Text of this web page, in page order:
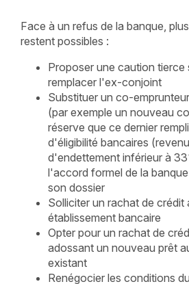
Face à un refus de la banque,
restent possibles :
Proposer une caution tierce
remplacer l'ex-conjoint
Substituer un co-
(par exemple un nouveau
réserve que ce dernier
d'éligibilité bancaires
d'endettement inférieur à
l'accord formel de la
son dossier
Solliciter un rachat de crédit
établissement bancaire
Opter pour un rachat de
adossant un nouveau prêt
existant
Renégocier les conditions